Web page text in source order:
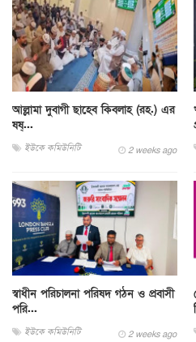
আল্লামা দুবাগী ছাহেব কিবলাহ (রহ.) এর
ষষ্...
ইউকে কমিউনিটি 2 weeks ago
স্বাধীন পরিচালনা পরিষদ গঠন ও প্রবাসী
পরি...
ইউকে কমিউনিটি 2 weeks ago